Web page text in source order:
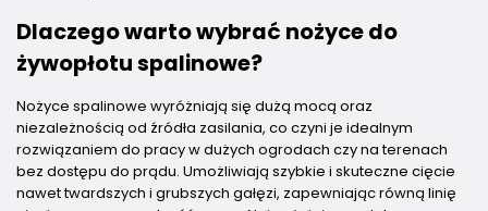
Dlaczego warto wybrać nożyce do
żywopłotu spalinowe?
Nożyce spalinowe wyróżniają się dużą mocą oraz
niezależnością od źródła zasilania, co czyni je idealnym
rozwiązaniem do pracy w dużych ogrodach czy na terenach
bez dostępu do prądu. Umożliwiają szybkie i skuteczne cięcie
nawet twardszych i grubszych gałęzi, zapewniając równą linię